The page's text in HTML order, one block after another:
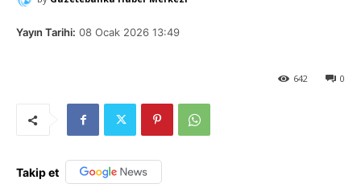
Yayın Tarihi: 08 Ocak 2026 13:49
0
642
Takip et